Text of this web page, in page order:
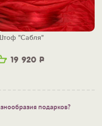
19 920 Р
"Сабля"
подарков?